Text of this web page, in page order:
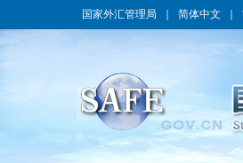
国家外汇管理局 简体中文